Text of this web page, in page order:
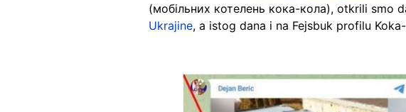
(мобільних котелень кока-кола), otkrili
Ukrajine, a istog dana i na Fejsbuk profilu